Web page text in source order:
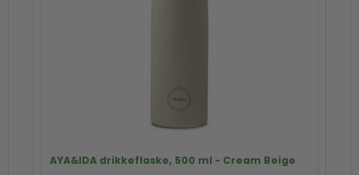
AYA&IDA drikkeflaske, 500 ml - Cream Beige